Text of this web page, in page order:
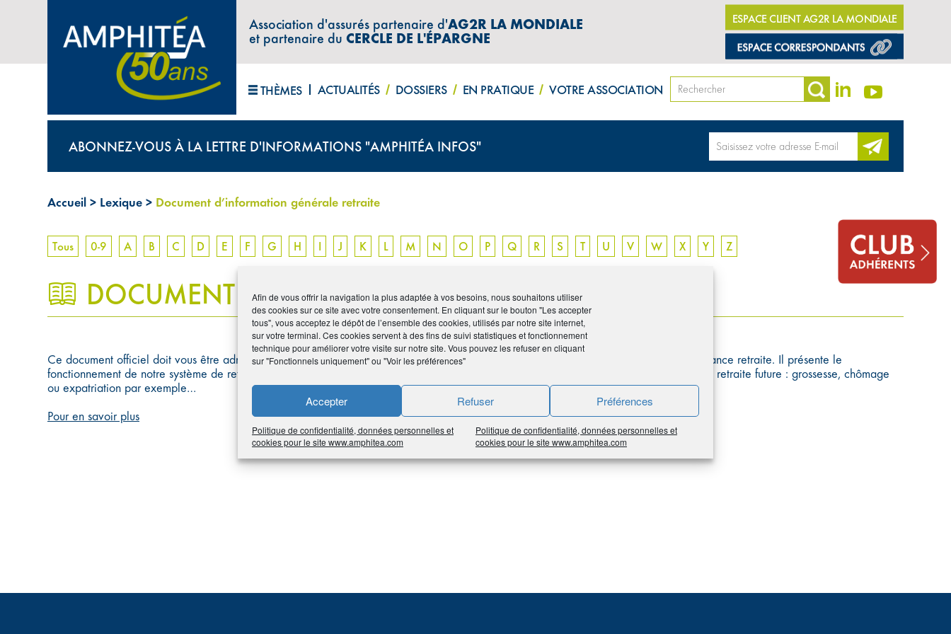
Afin de vous offrir la navigation la plus adaptée à vos besoins, nous souhaitons utiliser
des cookies sur ce site avec votre consentement. En cliquant sur le bouton "Les accepter
tous", vous acceptez le dépôt de l’ensemble des cookies, utilisés par notre site internet,
sur votre terminal. Ces cookies servent à des fins de suivi statistiques et fonctionnement
technique pour améliorer votre visite sur notre site. Vous pouvez les refuser en cliquant
sur "Fonctionnels uniquement" ou "Voir les préférences"
Accepter Refuser Préférences
Politique de confidentialité, données personnelles et
cookies pour le site www.amphitea.com
Politique de confidentialité, données personnelles et
cookies pour le site www.amphitea.com
Association d'assurés partenaire d'AG2R LA MONDIALE
et partenaire duCERCLE DE L'ÉPARGNE
ESPACE CLIENT AG2R LA MONDIALE
THÈMES ACTUALITÉS DOSSIERS EN PRATIQUE VOTRE ASSOCIATION
ABONNEZ-VOUS À LA LETTRE D'INFORMATIONS "AMPHITÉA INFOS"
Accueil > Lexique > Document d’information générale retraite
Tous 0-9 A B C D E F G H I J K L M N O P Q R S T U V W X Y Z
DOCUMENT D’INFORMATION GÉNÉRALE RETRAITE
Ce document officiel doit vous être adressé par votre caisse de retraite, dès lors que vous avez validé au moins deux trimestres d’assurance retraite. Il présente le
fonctionnement de notre système de retraite et attire votre attention, sur certains événements ou choix ce vie qui peuvent impacter votre retraite future : grossesse, chômage
ou expatriation par exemple…
Pour en savoir plus